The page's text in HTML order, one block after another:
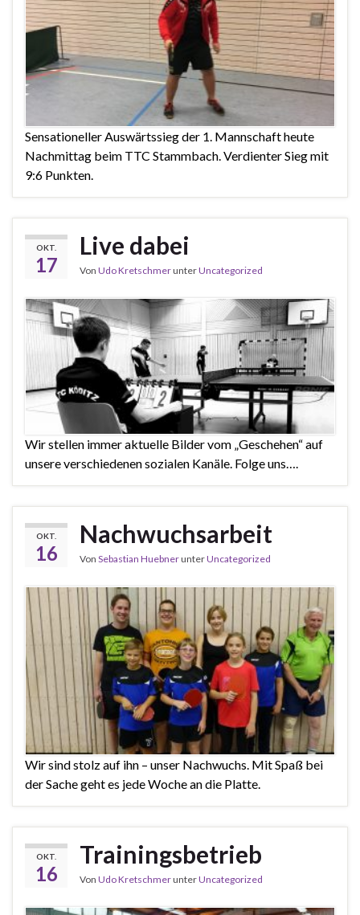
Sensationeller Auswärtssieg der 1. Mannschaft heute
Nachmittag beim TTC Stammbach. Verdienter Sieg mit
9:6 Punkten.
OKT.
17
Live dabei
Von Udo KretschmerunterUncategorized
Wir stellen immer aktuelle Bilder vom „Geschehen“ auf
unsere verschiedenen sozialen Kanäle. Folge uns….
OKT.
16
Nachwuchsarbeit
Von Sebastian HuebnerunterUncategorized
Wir sind stolz auf ihn – unser Nachwuchs. Mit Spaß bei
der Sache geht es jede Woche an die Platte.
OKT.
16
Trainingsbetrieb
Von Udo KretschmerunterUncategorized